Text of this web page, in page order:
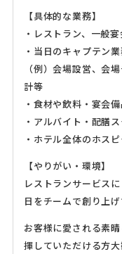
【具体的な業務】
・レストラン、一般
・当日のキャプテン
（例）会場設営、会
計等
・食材や飲料・宴会
・アルバイト・配膳
・ホテル全体のホス
【やりがい・環境】
レストランサービス
日をチームで創り上
お客様に愛される素
揮していただける方大